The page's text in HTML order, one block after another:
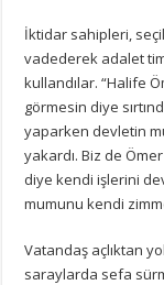
İktidar sahipleri,
vadederek adalet
kullandılar. “Halife
görmesin diye
yaparken devletin
yakardı. Biz de
diye kendi işlerini
mumunu kendi
Vatandaş açlıktan
saraylarda sefa